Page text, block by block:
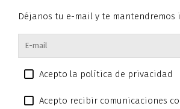
Déjanos tu e-mail y te mantendremos
Acepto la política de privacidad
Acepto recibir comunicaciones